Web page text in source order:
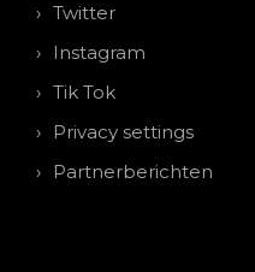
Twitter
Instagram
Tik Tok
Privacy settings
Partnerberichten